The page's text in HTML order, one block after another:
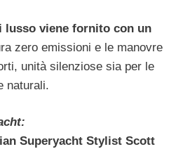
lusso viene fornito con un
zero emissioni e le manovre
unità silenziose sia per le
naturali.
Superyacht Stylist Scott